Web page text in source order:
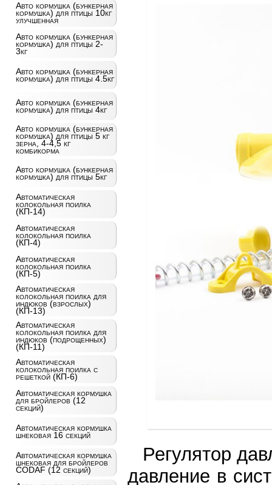
Авто кормушка (бункерная
кормушка) для птицы 10кг
улучшенная
Авто кормушка (бункерная
кормушка) для птицы 2-
3кг
Авто кормушка (бункерная
кормушка) для птицы 4.5кг
Авто кормушка (бункерная
кормушка) для птицы 4кг
Авто кормушка (бункерная
кормушка) для птицы 5 кг
зерна, 4-4,5 кг
комбикорма
Авто кормушка (бункерная
кормушка) для птицы 5кг
Автоматическая
колокольная поилка
(КП-14)
Автоматическая
колокольная поилка
(КП-4)
Автоматическая
колокольная поилка
(КП-5)
Автоматическая
колокольная поилка для
индюков (взрослых)
(КП-13)
Автоматическая
колокольная поилка для
индюков (подрощенных)
(КП-11)
Автоматическая
колокольная поилка с
решеткой (КП-6)
Автоматическая кормушка
для бройлеров (12
секций)
Автоматическая кормушка
шнековая 16 секций
Автоматическая кормушка
шнековая для бройлеров
CODAF (12 секций)
Регулятор
давление в